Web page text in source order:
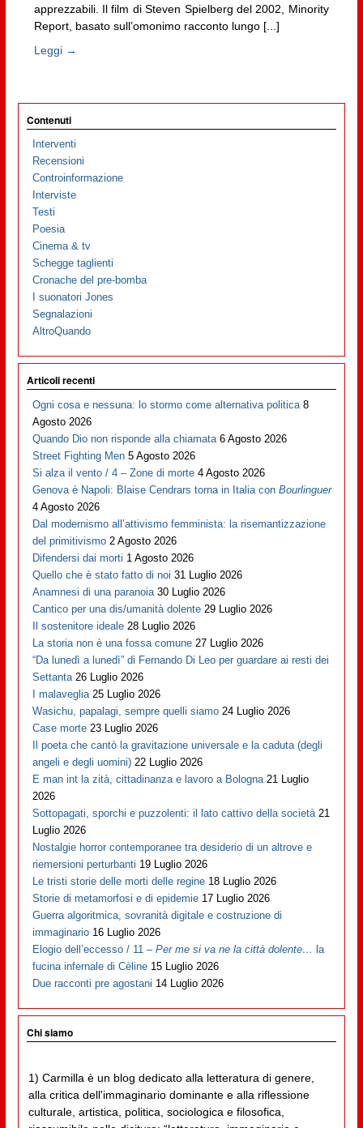
apprezzabili. Il film di Steven Spielberg del 2002, Minority
Report, basato sull’omonimo racconto lungo [...]
Leggi →
Contenuti
Interventi
Recensioni
Controinformazione
Interviste
Testi
Poesia
Cinema & tv
Schegge taglienti
Cronache del pre-bomba
I suonatori Jones
Segnalazioni
AltroQuando
Articoli recenti
Ogni cosa e nessuna: lo stormo come alternativa politica 8
Agosto 2026
Quando Dio non risponde alla chiamata 6 Agosto 2026
Street Fighting Men 5 Agosto 2026
Si alza il vento / 4 – Zone di morte 4 Agosto 2026
Genova è Napoli: Blaise Cendrars torna in Italia conBourlinguer
4 Agosto 2026
Dal modernismo all’attivismo femminista: la risemantizzazione
del primitivismo 2 Agosto 2026
Difendersi dai morti 1 Agosto 2026
Quello che è stato fatto di noi 31 Luglio 2026
Anamnesi di una paranoia 30 Luglio 2026
Cantico per una dis/umanità dolente 29 Luglio 2026
Il sostenitore ideale 28 Luglio 2026
La storia non è una fossa comune 27 Luglio 2026
“Da lunedì a lunedì” di Fernando Di Leo per guardare ai resti dei
Settanta 26 Luglio 2026
I malaveglia 25 Luglio 2026
Wasichu, papalagi, sempre quelli siamo 24 Luglio 2026
Case morte 23 Luglio 2026
Il poeta che cantò la gravitazione universale e la caduta (degli
angeli e degli uomini) 22 Luglio 2026
E man int la zità, cittadinanza e lavoro a Bologna 21 Luglio
2026
Sottopagati, sporchi e puzzolenti: il lato cattivo della società 21
Luglio 2026
Nostalgie horror contemporanee tra desiderio di un altrove e
riemersioni perturbanti 19 Luglio 2026
Le tristi storie delle morti delle regine 18 Luglio 2026
Storie di metamorfosi e di epidemie 17 Luglio 2026
Guerra algoritmica, sovranità digitale e costruzione di
immaginario 16 Luglio 2026
Elogio dell’eccesso / 11 –Per me si va ne la città dolente… la
fucina infernale di Cèline 15 Luglio 2026
Due racconti pre agostani 14 Luglio 2026
Chi siamo
1) Carmilla è un blog dedicato alla letteratura di genere,
alla critica dell'immaginario dominante e alla riflessione
culturale, artistica, politica, sociologica e filosofica,